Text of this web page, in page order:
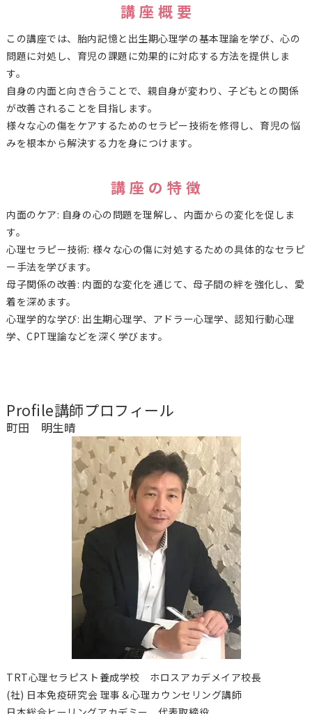
講 座 概 要
この講座では、胎内記憶と出生期心理学の基本理論を学び、心の
問題に対処し、育児の課題に効果的に対応する方法を提供しま
す。
自身の内面と向き合うことで、親自身が変わり、子どもとの関係
が改善されることを目指します。
様々な心の傷をケアするためのセラピー技術を修得し、育児の悩
みを根本から解決する力を身につけます。
講 座 の 特 徴
内面のケア: 自身の心の問題を理解し、内面からの変化を促しま
す。
心理セラピー技術: 様々な心の傷に対処するための具体的なセラピ
ー手法を学びます。
母子関係の改善: 内面的な変化を通じて、母子間の絆を強化し、愛
着を深めます。
心理学的な学び: 出生期心理学、アドラー心理学、認知行動心理
学、CPT理論などを深く学びます。
Profile講師プロフィール
町田 明生晴
TRT心理セラピスト養成学校 ホロスアカデメイア校長
(社) 日本免疫研究会 理事＆心理カウンセリング講師